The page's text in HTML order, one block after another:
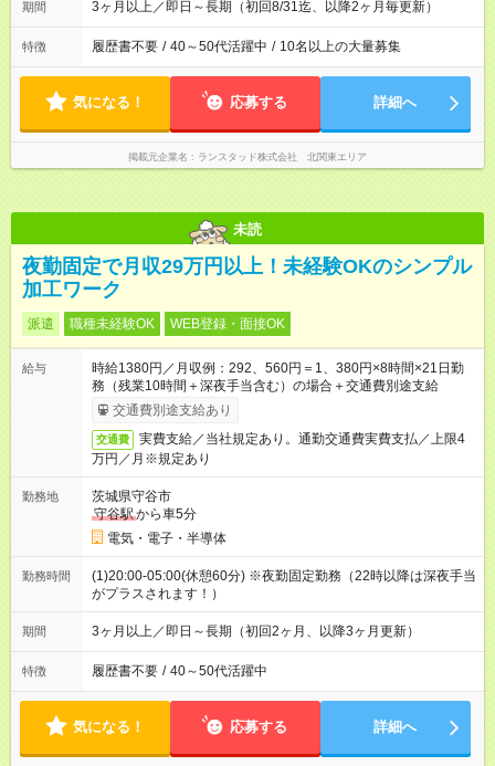
期間 3ヶ月以上／即日～長期（初回8/31迄、以降2ヶ月毎更新）
特徴 履歴書不要 / 40～50代活躍中 / 10名以上の大量募集
気になる！ 応募する 詳細へ
掲載元企業名 ランスタッド株式会社 北関東エリア
未読
夜勤固定で月収29万円以上！未経験OKのシンプル
加工ワーク
派遣 職種未経験OK WEB登録・面接OK
給与
時給1380円／月収例：292、560円＝1、380円×8時間×21日勤
務（残業10時間＋深夜手当含む）の場合＋交通費別途支給
交通費別途支給あり
交通費
実費支給／当社規定あり。通勤交通費実費支払／上限4
万円／月※規定あり
勤務地
茨城県守谷市
守谷駅から車5分
電気・電子・半導体
勤務時間
(1)20:00-05:00(休憩60分) ※夜勤固定勤務（22時以降は深夜手当
がプラスされます！）
期間 3ヶ月以上／即日～長期（初回2ヶ月、以降3ヶ月更新）
特徴 履歴書不要 / 40～50代活躍中
気になる！ 応募する 詳細へ